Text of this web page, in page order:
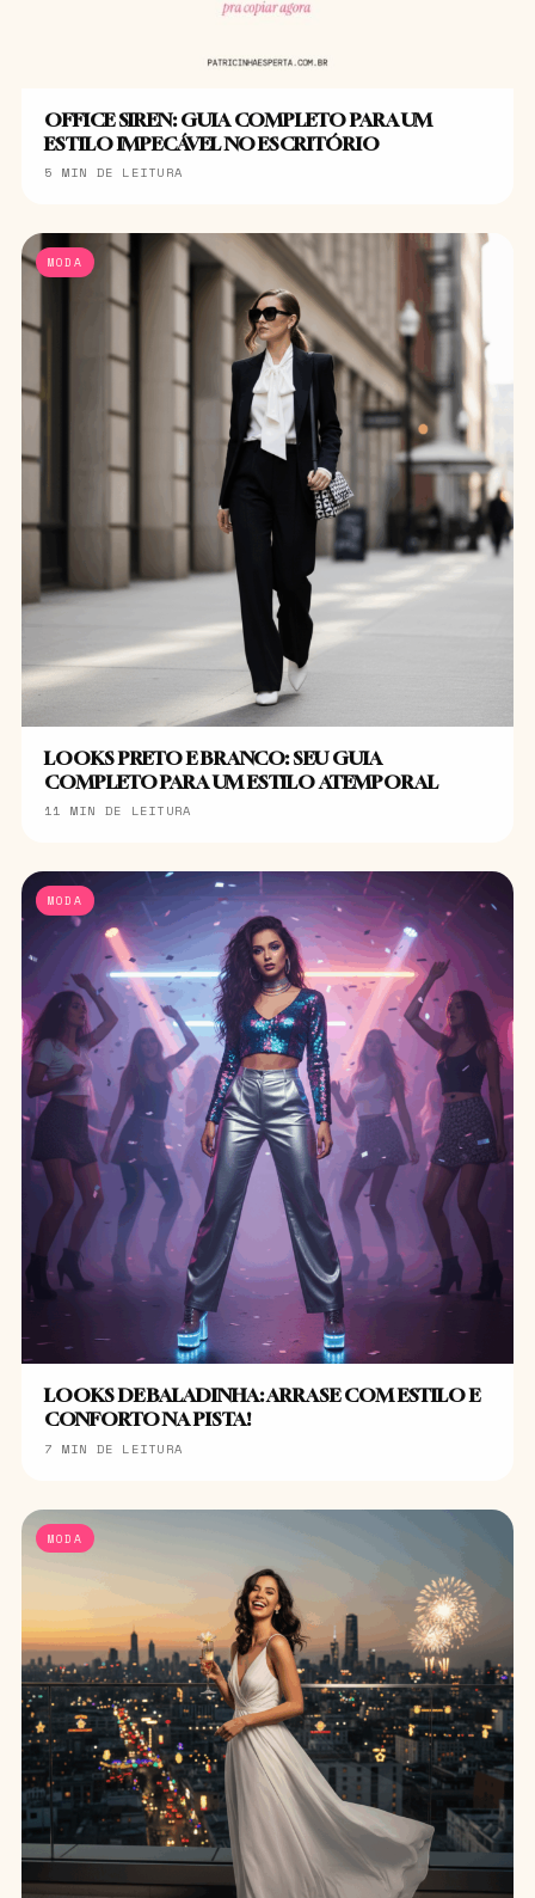
OFFICE SIREN: GUIA COMPLETO PARA UM
ESTILO IMPECÁVEL NO ESCRITÓRIO
5 MIN DE LEITURA
MODA
LOOKS PRETO E BRANCO: SEU GUIA
COMPLETO PARA UM ESTILO ATEMPORAL
11 MIN DE LEITURA
MODA
LOOKS DE BALADINHA: ARRASE COM ESTILO E
CONFORTO NA PISTA!
7 MIN DE LEITURA
MODA